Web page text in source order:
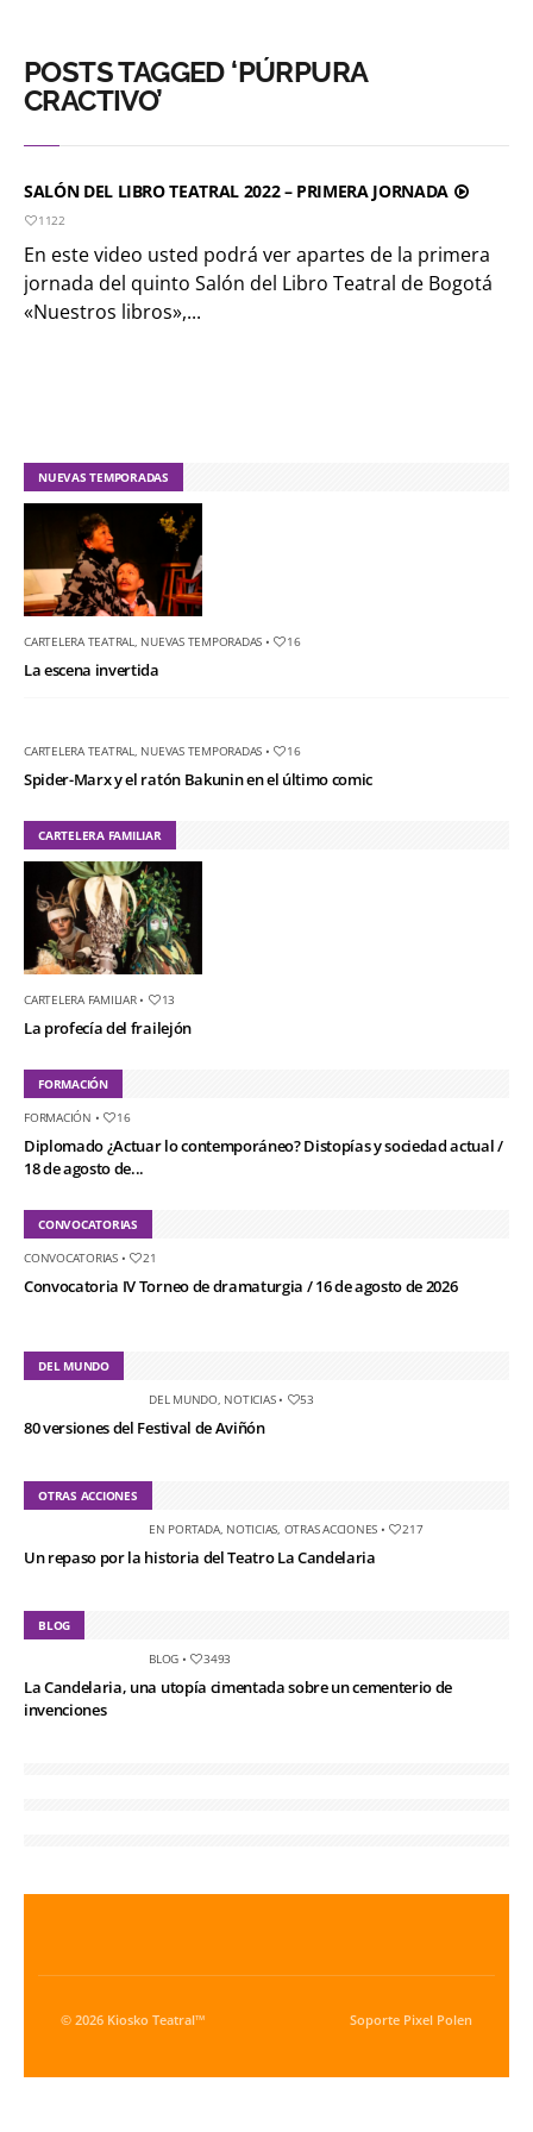
POSTS TAGGED ‘PÚRPURA
CRACTIVO’
SALÓN DEL LIBRO TEATRAL 2022 – PRIMERA JORNADA
1122
En este video usted podrá ver apartes de la primera
jornada del quinto Salón del Libro Teatral de Bogotá
«Nuestros libros»,...
NUEVAS TEMPORADAS
CARTELERA TEATRAL NUEVAS TEMPORADAS • 16
La escena invertida
CARTELERA TEATRAL NUEVAS TEMPORADAS • 16
Spider-Marx y el ratón Bakunin en el último comic
CARTELERA FAMILIAR
CARTELERA FAMILIAR• 13
La profecía del frailejón
FORMACIÓN
FORMACIÓN • 16
Diplomado ¿Actuar lo contemporáneo? Distopías y sociedad actual /
18 de agosto de...
CONVOCATORIAS
CONVOCATORIAS• 21
Convocatoria IV Torneo de dramaturgia / 16 de agosto de 2026
DEL MUNDO
DEL MUNDO, NOTICIAS• 53
80 versiones del Festival de Aviñón
OTRAS ACCIONES
EN PORTADA, NOTICIAS OTRAS ACCIONES • 217
Un repaso por la historia del Teatro La Candelaria
BLOG
BLOG • 3493
La Candelaria, una utopía cimentada sobre un cementerio de
invenciones
© 2026 Kiosko Teatral™ Soporte Pixel Polen